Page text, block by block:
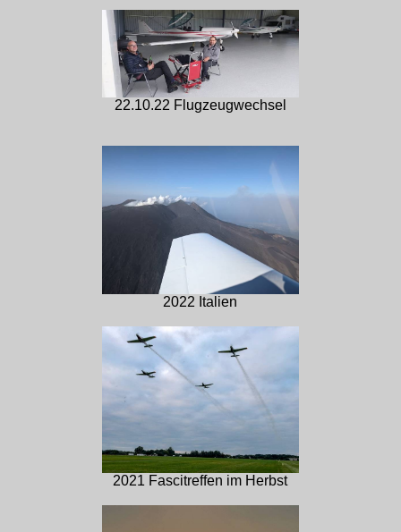
22.10.22 Flugzeugwechsel
2022 Italien
2021 Fascitreffen im Herbst